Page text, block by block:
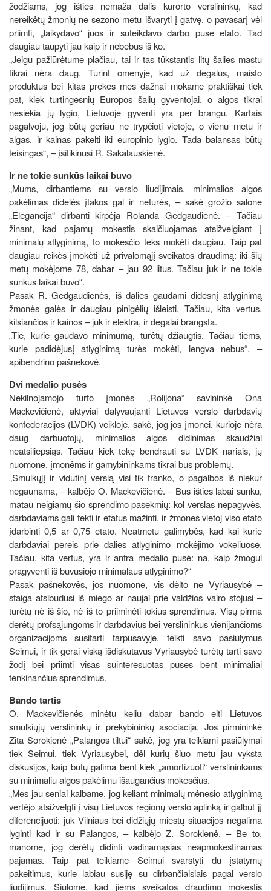
žodžiams, jog išties nemaža dalis kurorto verslininkų, kad
nereikėtų žmonių ne sezono metu išvaryti į gatvę, o pavasarį vėl
priimti, „laikydavo“ juos ir suteikdavo darbo puse etato. Tad
daugiau taupyti jau kaip ir nebebus iš ko.
„Jeigu pažiūrėtume plačiau, tai ir tas tūkstantis litų šalies mastu
tikrai nėra daug. Turint omenyje, kad už degalus, maisto
produktus bei kitas prekes mes dažnai mokame praktiškai tiek
pat, kiek turtingesnių Europos šalių gyventojai, o algos tikrai
nesiekia jų lygio, Lietuvoje gyventi yra per brangu. Kartais
pagalvoju, jog būtų geriau ne trypčioti vietoje, o vienu metu ir
algas, ir kainas pakelti iki europinio lygio. Tada balansas būtų
teisingas“, – įsitikinusi R. Sakalauskienė.
Ir ne tokie sunkūs laikai buvo
„Mums, dirbantiems su verslo liudijimais, minimalios algos
pakėlimas didelės įtakos gal ir neturės, – sakė grožio salone
„Elegancija“ dirbanti kirpėja Rolanda Gedgaudienė. – Tačiau
žinant, kad pajamų mokestis skaičiuojamas atsižvelgiant į
minimalų atlyginimą, to mokesčio teks mokėti daugiau. Taip pat
daugiau reikės įmokėti už privalomąjį sveikatos draudimą: iki šių
metų mokėjome 78, dabar – jau 92 litus. Tačiau juk ir ne tokie
sunkūs laikai buvo“.
Pasak R. Gedgaudienės, iš dalies gaudami didesnį atlyginimą
žmonės galės ir daugiau pinigėlių išleisti. Tačiau, kita vertus,
kilsiančios ir kainos – juk ir elektra, ir degalai brangsta.
„Tie, kurie gaudavo minimumą, turėtų džiaugtis. Tačiau tiems,
kurie padidėjusį atlyginimą turės mokėti, lengva nebus“, –
apibendrino pašnekovė.
Dvi medalio pusės
Nekilnojamojo turto įmonės „Rolijona“ savininkė Ona
Mackevičienė, aktyviai dalyvaujanti Lietuvos verslo darbdavių
konfederacijos (LVDK) veikloje, sakė, jog jos įmonei, kurioje nėra
daug darbuotojų, minimalios algos didinimas skaudžiai
neatsiliepsiąs. Tačiau kiek tekę bendrauti su LVDK nariais, jų
nuomone, įmonėms ir gamybininkams tikrai bus problemų.
„Smulkųjį ir vidutinį verslą visi tik tranko, o pagalbos iš niekur
negaunama, – kalbėjo O. Mackevičienė. – Bus išties labai sunku,
matau neigiamų šio sprendimo pasekmių: kol verslas nepagyvės,
darbdaviams gali tekti ir etatus mažinti, ir žmones vietoj viso etato
įdarbinti 0,5 ar 0,75 etato. Neatmetu galimybės, kad kai kurie
darbdaviai pereis prie dalies atlyginimo mokėjimo vokeliuose.
Tačiau, kita vertus, yra ir antra medalio pusė: na, kaip žmogui
pragyventi iš buvusiojo minimalaus atlyginimo?“
Pasak pašnekovės, jos nuomone, vis dėlto ne Vyriausybė –
staiga atsibudusi iš miego ar naujai prie valdžios vairo stojusi –
turėtų nė iš šio, nė iš to priiminėti tokius sprendimus. Visų pirma
derėtų profsąjungoms ir darbdavius bei verslininkus vienijančioms
organizacijoms susitarti tarpusavyje, teikti savo pasiūlymus
Seimui, ir tik gerai viską išdiskutavus Vyriausybė turėtų tarti savo
žodį bei priimti visas suinteresuotas puses bent minimaliai
tenkinančius sprendimus.
Bando tartis
O. Mackevičienės minėtu keliu dabar bando eiti Lietuvos
smulkiųjų verslininkų ir prekybininkų asociacija. Jos pirmininkė
Zita Sorokienė „Palangos tiltui“ sakė, jog yra teikiami pasiūlymai
tiek Seimui, tiek Vyriausybei, dėl kurių šiuo metu jau vyksta
diskusijos, kaip būtų galima bent kiek „amortizuoti“ verslininkams
su minimaliu algos pakėlimu išaugančius mokesčius.
„Mes jau seniai kalbame, jog keliant minimalų mėnesio atlyginimą
vertėjo atsižvelgti į visų Lietuvos regionų verslo aplinką ir galbūt jį
diferencijuoti: juk Vilniaus bei didžiųjų miestų situacijos negalima
lyginti kad ir su Palangos, – kalbėjo Z. Sorokienė. – Be to,
manome, jog derėtų didinti vadinamąsias neapmokestinamas
pajamas. Taip pat teikiame Seimui svarstyti du įstatymų
pakeitimus, kurie labiau susiję su dirbančiaisiais pagal verslo
liudijimus. Siūlome, kad jiems sveikatos draudimo mokestis